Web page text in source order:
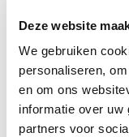
Deze website
We gebruiken
personaliseren,
en om ons
informatie over uw
partners voor
Vraag nu
Uw naam*